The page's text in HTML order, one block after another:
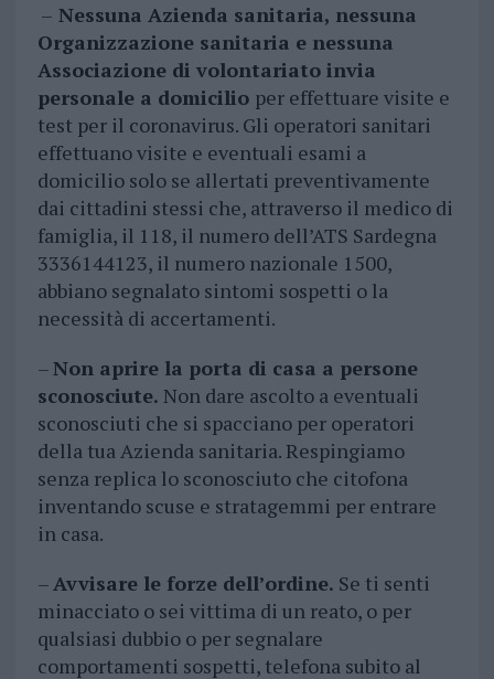
– Nessuna Azienda sanitaria, nessuna
Organizzazione sanitaria e nessuna
Associazione di volontariato invia
personale a domicilio per effettuare visite e
test per il coronavirus. Gli operatori sanitari
effettuano visite e eventuali esami a
domicilio solo se allertati preventivamente
dai cittadini stessi che, attraverso il medico di
famiglia, il 118, il numero dell’ATS Sardegna
3336144123, il numero nazionale 1500,
abbiano segnalato sintomi sospetti o la
necessità di accertamenti.
–Non aprire la porta di casa a persone
sconosciute. Non dare ascolto a eventuali
sconosciuti che si spacciano per operatori
della tua Azienda sanitaria. Respingiamo
senza replica lo sconosciuto che citofona
inventando scuse e stratagemmi per entrare
in casa.
–Avvisare le forze dell’ordine. Se ti senti
minacciato o sei vittima di un reato, o per
qualsiasi dubbio o per segnalare
comportamenti sospetti, telefona subito al